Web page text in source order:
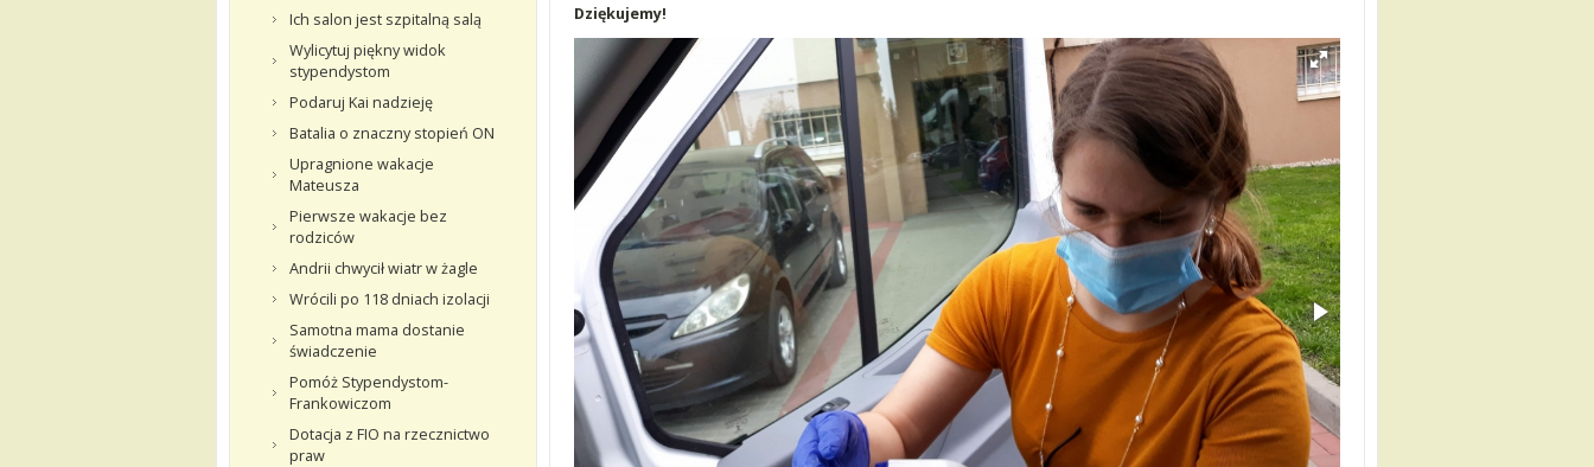
Ich salon jest szpitalną salą
Wylicytuj piękny widok
stypendystom
Podaruj Kai nadzieję
Batalia o znaczny stopień ON
Upragnione wakacje
Mateusza
Pierwsze wakacje bez
rodziców
Andrii chwycił wiatr w żagle
Wrócili po 118 dniach izolacji
Samotna mama dostanie
świadczenie
Pomóż Stypendystom-
Frankowiczom
Dotacja z FIO na rzecznictwo
praw
Dziękujemy!